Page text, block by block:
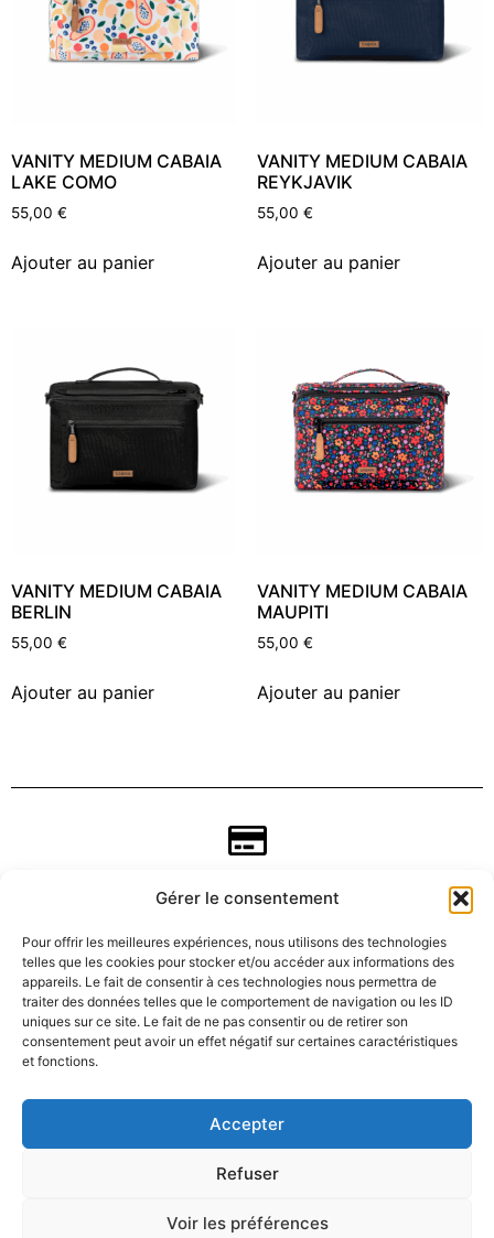
Gérer le consentement
Pour offrir les meilleures expériences, nous utilisons des technologies
telles que les cookies pour stocker et/ou accéder aux informations des
appareils. Le fait de consentir à ces technologies nous permettra de
traiter des données telles que le comportement de navigation ou les ID
uniques sur ce site. Le fait de ne pas consentir ou de retirer son
consentement peut avoir un effet négatif sur certaines caractéristiques
et fonctions.
Accepter
Refuser
Voir les préférences
VANITY MEDIUM CABAIA
LAKE COMO
55,00 €
Ajouter au panier
VANITY MEDIUM CABAIA
REYKJAVIK
55,00 €
Ajouter au panier
VANITY MEDIUM CABAIA
BERLIN
55,00 €
Ajouter au panier
VANITY MEDIUM CABAIA
MAUPITI
55,00 €
Ajouter au panier
CGV